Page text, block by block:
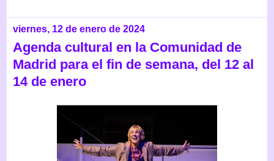
viernes, 12 de enero de 2024
Agenda cultural en la Comunidad de
Madrid para el fin de semana, del 12 al
14 de enero